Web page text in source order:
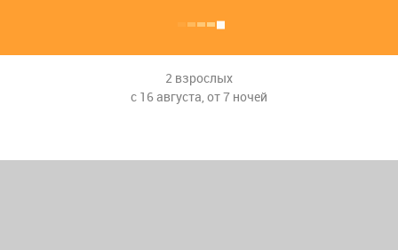
2 взрослых
с 16 августа, от 7 ночей